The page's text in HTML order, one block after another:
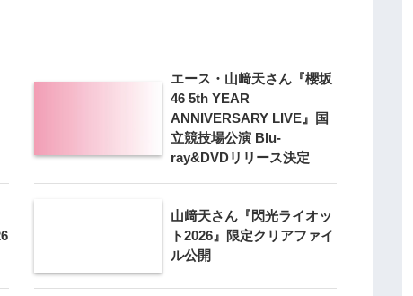
エース・山﨑天さん『櫻坂
46 5th YEAR
ANNIVERSARY LIVE』国
立競技場公演 Blu-
ray&DVDリリース決定
山﨑天さん『閃光ライオッ
ト2026』限定クリアファイ
ル公開